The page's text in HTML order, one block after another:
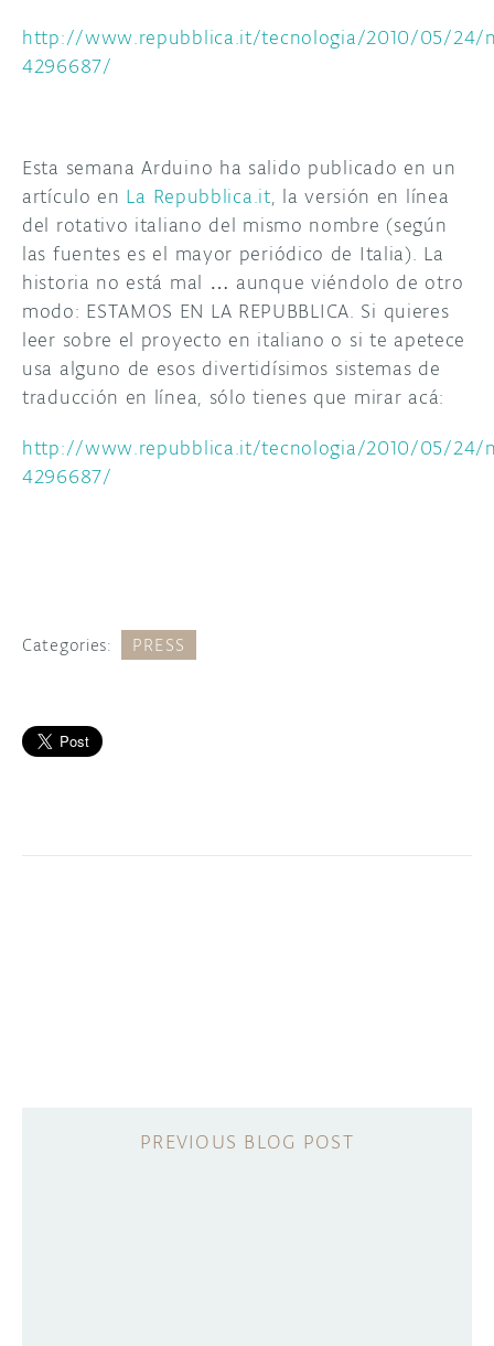
USER GROUPS
http://www.repubblica.it/tecnologia/2010/05/24/
4296687/
Esta semana Arduino ha salido publicado en un
artículo en La Repubblica.it, la versión en línea
del rotativo italiano del mismo nombre (según
las fuentes es el mayor periódico de Italia). La
historia no está mal … aunque viéndolo de otro
modo: ESTAMOS EN LA REPUBBLICA. Si quieres
leer sobre el proyecto en italiano o si te apetece
usa alguno de esos divertidísimos sistemas de
traducción en línea, sólo tienes que mirar acá:
http://www.repubblica.it/tecnologia/2010/05/24/
4296687/
Categories: PRESS